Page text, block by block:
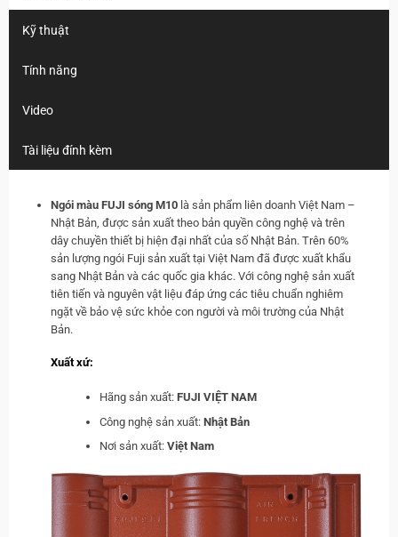
Kỹ thuật
Tính năng
Video
Tài liệu đính kèm
Ngói màu FUJI sóng M10 là sản phẩm liên doanh Việt Nam –
Nhật Bản, được sản xuất theo bản quyền công nghệ và trên
dây chuyền thiết bị hiện đại nhất của số Nhật Bản. Trên 60%
sản lượng ngói Fuji sản xuất tại Việt Nam đã được xuất khẩu
sang Nhật Bản và các quốc gia khác. Với công nghệ sản xuất
tiên tiến và nguyên vật liệu đáp ứng các tiêu chuẩn nghiêm
ngặt về bảo vệ sức khỏe con người và môi trường của Nhật
Bản.
Xuất xứ:
Hãng sản xuất:FUJI VIỆT NAM
Công nghệ sản xuất: Nhật Bản
Nơi sản xuất: Việt Nam